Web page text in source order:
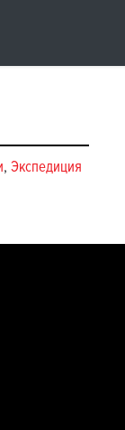
, Экспедиция